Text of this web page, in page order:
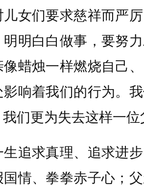
们要求慈祥而严厉
明明白白做事，要努
蜡烛一样燃烧自己
影响着我们的行为。
们更为失去这样一
求真理、追求进步
国情、拳拳赤子心；